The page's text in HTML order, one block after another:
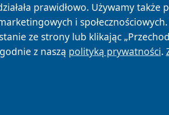
prawidłowo. Używamy
i
ze strony lub klikając
z naszą polityką prywatności.
Polityka Prywatności Polityka